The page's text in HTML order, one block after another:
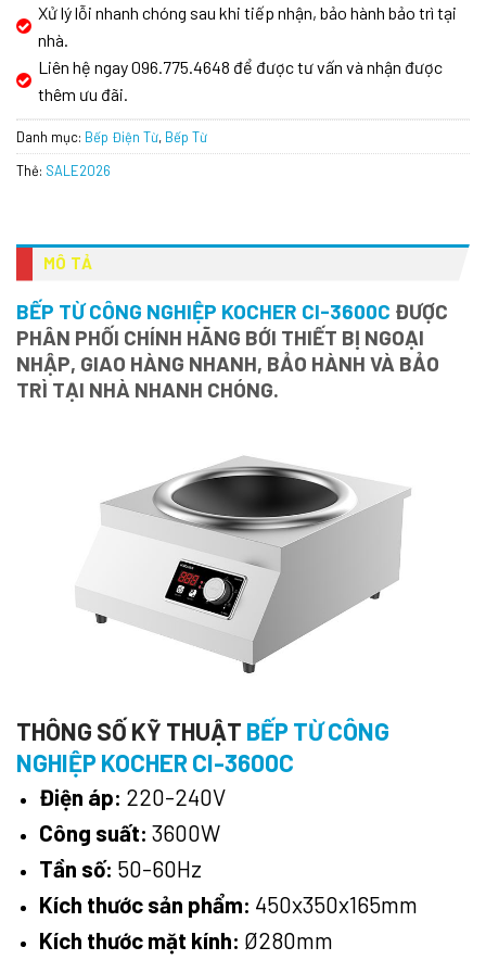
Xử lý lỗi nhanh chóng sau khi tiếp nhận, bảo hành bảo trì tại
nhà.
Liên hệ ngay 096.775.4648 để được tư vấn và nhận được
thêm ưu đãi.
Danh mục: Bếp Điện Từ, Bếp Từ
Thẻ: SALE2026
MÔ TẢ
BẾP TỪ CÔNG NGHIỆP KOCHER CI-3600C ĐƯỢC
PHÂN PHỐI CHÍNH HÃNG BỚI THIẾT BỊ NGOẠI
NHẬP, GIAO HÀNG NHANH, BẢO HÀNH VÀ BẢO
TRÌ TẠI NHÀ NHANH CHÓNG.
THÔNG SỐ KỸ THUẬT BẾP TỪ CÔNG
NGHIỆP KOCHER CI-3600C
Điện áp: 220-240V
Công suất: 3600W
Tần số: 50-60Hz
Kích thước sản phẩm: 450x350x165mm
Kích thước mặt kính: Ø280mm